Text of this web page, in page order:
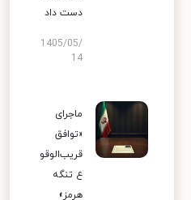
دست داد
1405/05/
14
ماجرای
«توافق
قریب‌الوقو
ع تنگه
هرمز»